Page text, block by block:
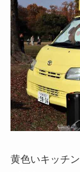
黄色いキッチ